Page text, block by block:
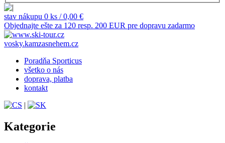
stav nákupu 0 ks / 0,00 €
Objednajte ešte za 120 resp. 200 EUR pre dopravu zadarmo
vosky.kamzasnehem.cz
Poradňa Sporticus
všetko o nás
doprava, platba
kontakt
|
Kategorie